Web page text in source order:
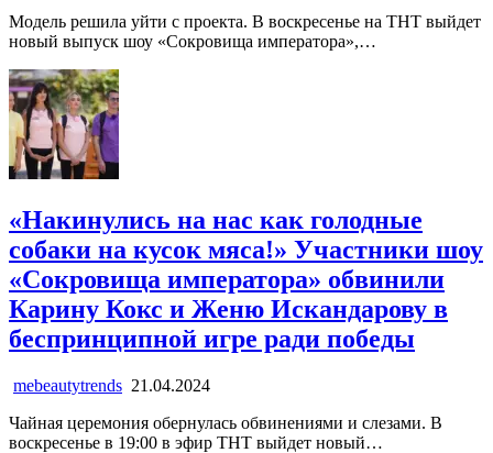
Модель решила уйти с проекта. В воскресенье на ТНТ выйдет
новый выпуск шоу «Сокровища императора»,…
«Накинулись на нас как голодные
собаки на кусок мяса!» Участники шоу
«Сокровища императора» обвинили
Карину Кокс и Женю Искандарову в
беспринципной игре ради победы
mebeautytrends 21.04.2024
Чайная церемония обернулась обвинениями и слезами. В
воскресенье в 19:00 в эфир ТНТ выйдет новый…